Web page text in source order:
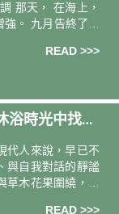
那天， 在海上，
。 九月告終了，
READ >>>
浴時光中找到
代人來說，早已不
與自我對話的靜謐
木花果圍繞，彷
READ >>>